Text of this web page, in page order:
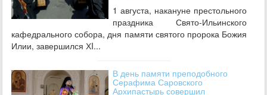
1 августа, накануне престольного
праздника Свято-Ильинского
кафедрального собора, дня памяти святого пророка Божия
Илии, завершился ХI...
В день памяти преподобного
Серафима Саровского
Архипастырь совершил